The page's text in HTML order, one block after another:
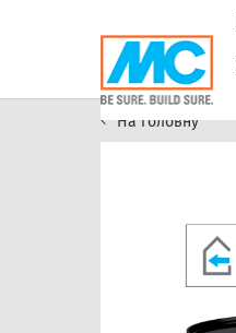
На головну